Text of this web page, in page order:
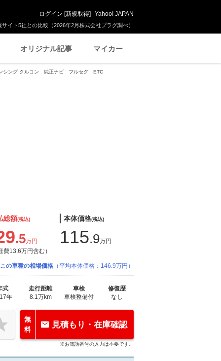
イト5社との比較（2026年2月株式会社プラグ調べ）
ログイン [新規取得] Yahoo! JAPAN
オリジナル記事 マイカー
ンシング クルコン 純正ナビ フルセグ ETC
総額(税込)
.5万円
費13.6万円含む）
本体価格(税込)
115.9万円
この車種の相場価格 （平均本体価格：146.9万円）
式
年
走行距離
8.1万km
車検
車検整備付
修復歴
なし
無
料
見積もり・在庫確認
※お電話番号の入力は不要です。